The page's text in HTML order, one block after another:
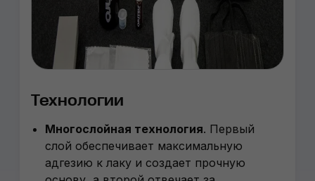
Технологии
Многослойная технология. Первый
слой обеспечивает максимальную
адгезию к лаку и создает прочную